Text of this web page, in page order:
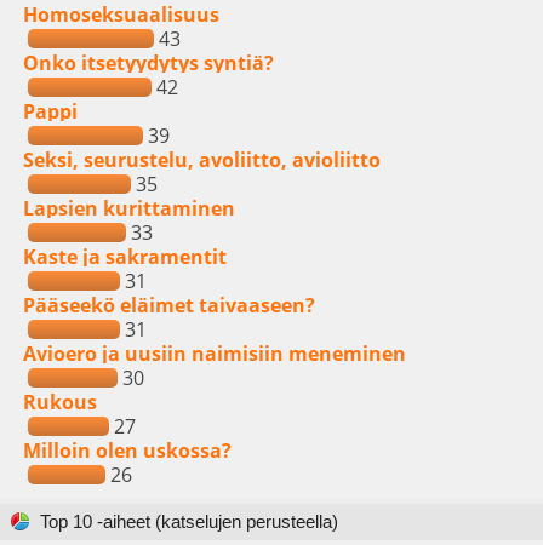
Homoseksuaalisuus
43
Onko itsetyydytys syntiä?
42
Pappi
39
Seksi, seurustelu, avoliitto, avioliitto
35
Lapsien kurittaminen
33
Kaste ja sakramentit
31
Pääseekö eläimet taivaaseen?
31
Avioero ja uusiin naimisiin meneminen
30
Rukous
27
Milloin olen uskossa?
26
Top 10 -aiheet (katselujen perusteella)